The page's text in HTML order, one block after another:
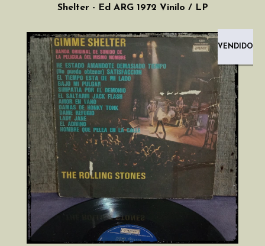
Shelter - Ed ARG 1972 Vinilo / LP
VENDIDO